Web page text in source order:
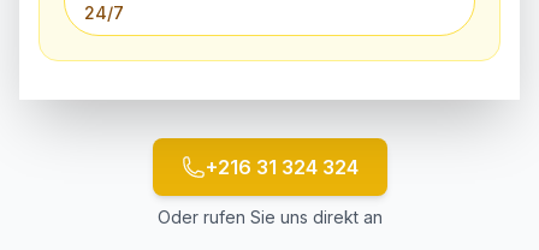
24/7
+216 31 324 324
Oder rufen Sie uns direkt an